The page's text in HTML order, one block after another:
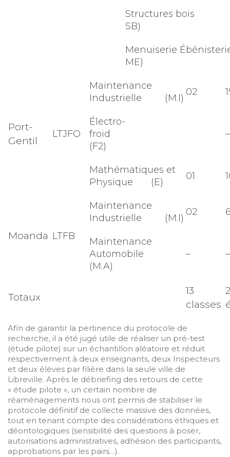
Structures bois
SB)
Menuiserie
ME)
Port-
Gentil
LTJFO
Maintenance
Industrielle (M.I)
02
Électro-
froid
(F2)
–
Mathématiques et
Physique (E)
01
Moanda LTFB
Maintenance
Industrielle (M.I)
02
Maintenance
Automobile
(M.A)
– –
Totaux
13
classes
Afin de garantir la pertinence du protocole de
recherche, il a été jugé utile de réaliser un pré-test
(étude pilote) sur un échantillon aléatoire et réduit
respectivement à deux enseignants, deux Inspecteurs
et deux élèves par filière dans la seule ville de
Libreville. Après le débriefing des retours de cette
« étude pilote », un certain nombre de
réaménagements nous ont permis de stabiliser le
protocole définitif de collecte massive des données,
tout en tenant compte des considérations éthiques et
déontologiques (sensibilité des questions à poser,
autorisations administratives, adhésion des participants,
approbations par les pairs…).